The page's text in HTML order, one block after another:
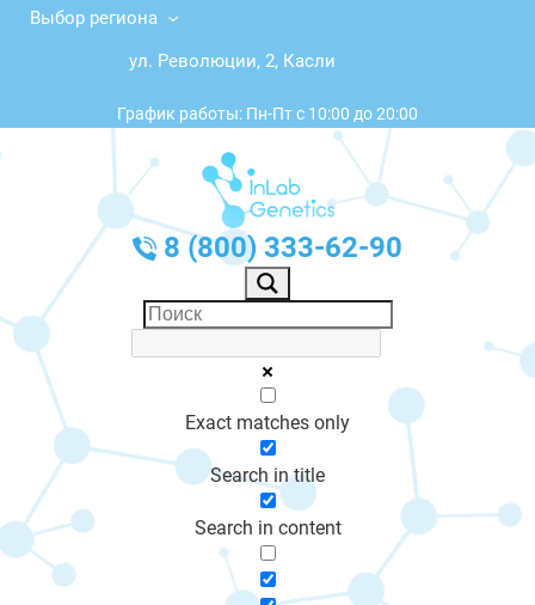
Выбор региона
ул. Революции, 2, Касли
График работы: Пн-Пт с 10:00 до 20:00
8 (800) 333-62-90
Exact matches only
Search in title
Search in content